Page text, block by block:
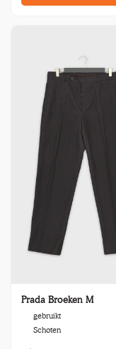
Prada Broeken M
gebruikt
Schoten